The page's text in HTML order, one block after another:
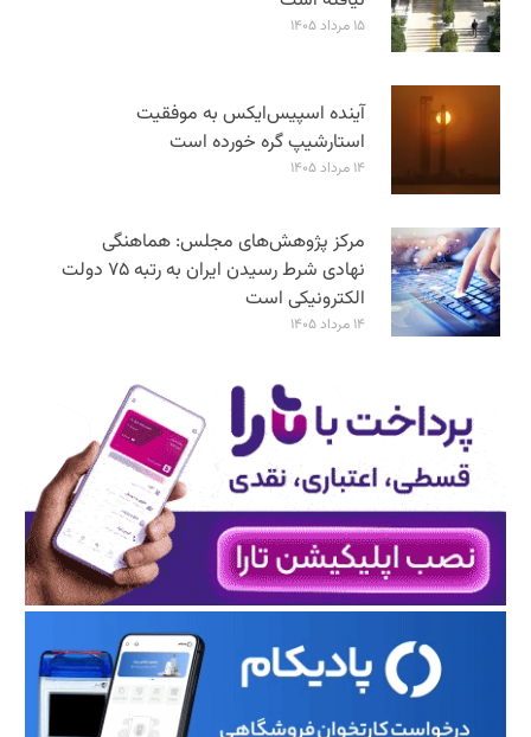
۱۵ مرداد ۱۴۰۵
آینده اسپیس‌ایکس به موفقیت
استارشیپ گره خورده است
۱۴ مرداد ۱۴۰۵
مرکز پژوهش‌های مجلس: هماهنگی
نهادی شرط رسیدن ایران به رتبه ۷۵ دولت
الکترونیکی است
۱۴ مرداد ۱۴۰۵